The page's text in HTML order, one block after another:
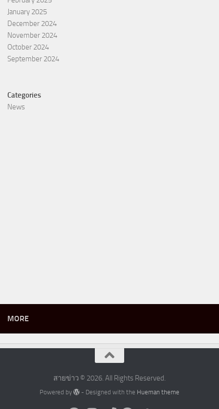
January 2025
December 2024
November 2024
October 2024
September 2024
Categories
News
MORE
สายข่าว © 2026. All Rights Reserved.
Powered by - Designed with the Hueman theme